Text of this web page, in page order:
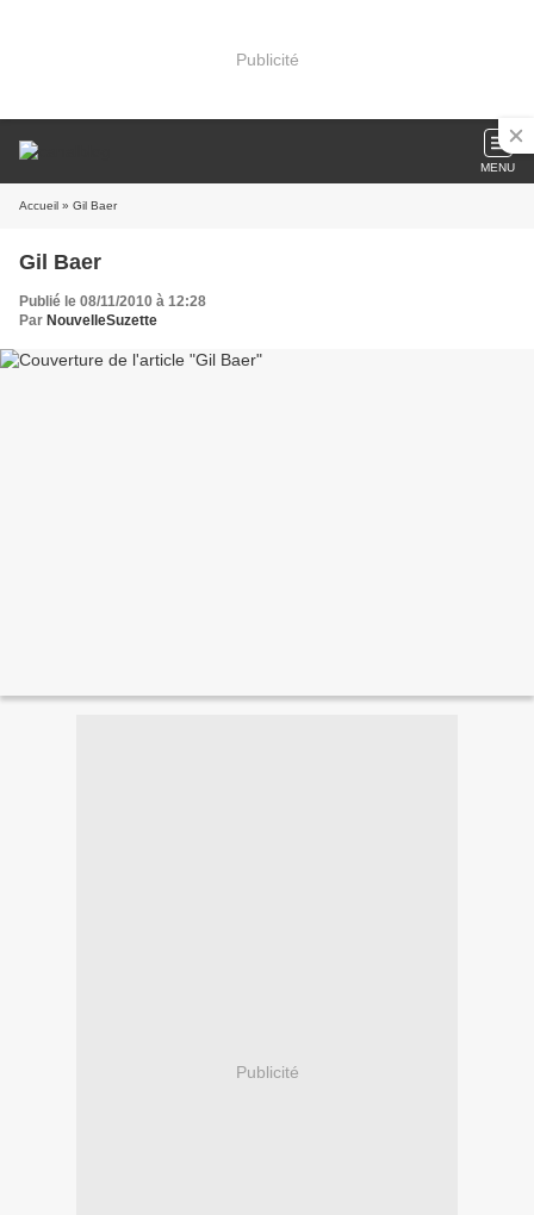
Publicité
MENU
Accueil » Gil Baer
Gil Baer
Publié le 08/11/2010 à 12:28
Par NouvelleSuzette
Publicité